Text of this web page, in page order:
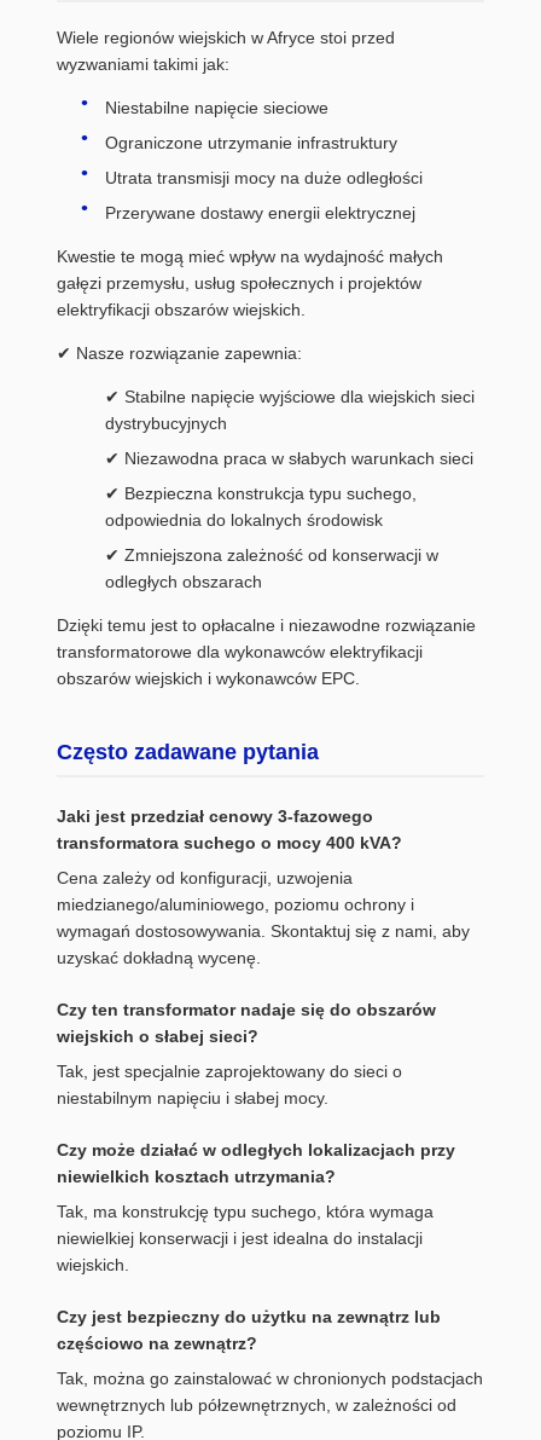
Wiele regionów wiejskich w Afryce stoi przed
wyzwaniami takimi jak:
Niestabilne napięcie sieciowe
Ograniczone utrzymanie infrastruktury
Utrata transmisji mocy na duże odległości
Przerywane dostawy energii elektrycznej
Kwestie te mogą mieć wpływ na wydajność małych
gałęzi przemysłu, usług społecznych i projektów
elektryfikacji obszarów wiejskich.
✔ Nasze rozwiązanie zapewnia:
✔ Stabilne napięcie wyjściowe dla wiejskich sieci
dystrybucyjnych
✔ Niezawodna praca w słabych warunkach sieci
✔ Bezpieczna konstrukcja typu suchego,
odpowiednia do lokalnych środowisk
✔ Zmniejszona zależność od konserwacji w
odległych obszarach
Dzięki temu jest to opłacalne i niezawodne rozwiązanie
transformatorowe dla wykonawców elektryfikacji
obszarów wiejskich i wykonawców EPC.
Często zadawane pytania
Jaki jest przedział cenowy 3-fazowego
transformatora suchego o mocy 400 kVA?
Cena zależy od konfiguracji, uzwojenia
miedzianego/aluminiowego, poziomu ochrony i
wymagań dostosowywania. Skontaktuj się z nami, aby
uzyskać dokładną wycenę.
Czy ten transformator nadaje się do obszarów
wiejskich o słabej sieci?
Tak, jest specjalnie zaprojektowany do sieci o
niestabilnym napięciu i słabej mocy.
Czy może działać w odległych lokalizacjach przy
niewielkich kosztach utrzymania?
Tak, ma konstrukcję typu suchego, która wymaga
niewielkiej konserwacji i jest idealna do instalacji
wiejskich.
Czy jest bezpieczny do użytku na zewnątrz lub
częściowo na zewnątrz?
Tak, można go zainstalować w chronionych podstacjach
wewnętrznych lub półzewnętrznych, w zależności od
poziomu IP.